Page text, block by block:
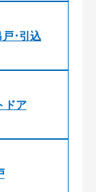
･引込
ドア